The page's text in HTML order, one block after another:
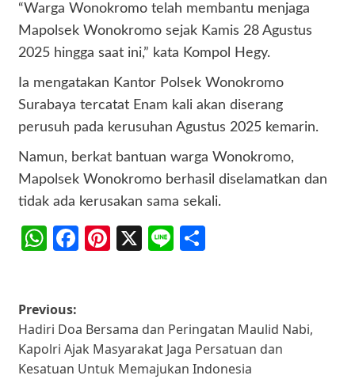
“Warga Wonokromo telah membantu menjaga
Mapolsek Wonokromo sejak Kamis 28 Agustus
2025 hingga saat ini,” kata Kompol Hegy.
Ia mengatakan Kantor Polsek Wonokromo
Surabaya tercatat Enam kali akan diserang
perusuh pada kerusuhan Agustus 2025 kemarin.
Namun, berkat bantuan warga Wonokromo,
Mapolsek Wonokromo berhasil diselamatkan dan
tidak ada kerusakan sama sekali.
WhatsApp
Facebook
Pinterest
X Line
Post
navigation
Previous:
Hadiri Doa Bersama dan Peringatan Maulid Nabi,
Kapolri Ajak Masyarakat Jaga Persatuan dan
Kesatuan Untuk Memajukan Indonesia